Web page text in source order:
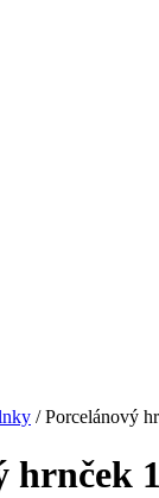
/ Porcelánový
hrnček